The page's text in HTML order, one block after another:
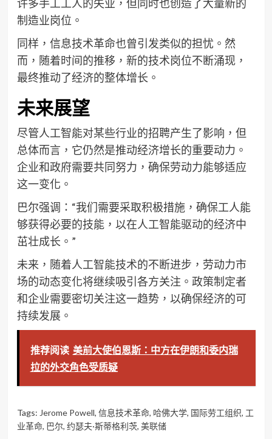
许多手工工人的失业，但同时也创造了大量新的
制造业岗位。
同样，信息技术革命也曾引发类似的担忧。然
而，随着时间的推移，新的技术岗位不断涌现，
最终推动了经济的整体增长。
未来展望
尽管人工智能对某些行业的招聘产生了影响，但
总体而言，它仍然是推动经济增长的重要动力。
企业和政府需要共同努力，确保劳动力能够适应
这一变化。
巴尔强调：“我们需要采取积极措施，确保工人能
够获得必要的技能，以在人工智能驱动的经济中
茁壮成长。”
未来，随着人工智能技术的不断进步，劳动力市
场的动态变化将继续吸引各方关注。政策制定者
和企业需要密切关注这一趋势，以确保经济的可
持续发展。
推荐阅读 美前大使伯恩斯：中方在伊朗和委内瑞
拉的外交角色受质疑
Tags: Jerome Powell, 信息技术革命, 哈佛大学, 国际劳工组织, 工
业革命, 巴尔, 约瑟夫·斯蒂格利茨, 美联储